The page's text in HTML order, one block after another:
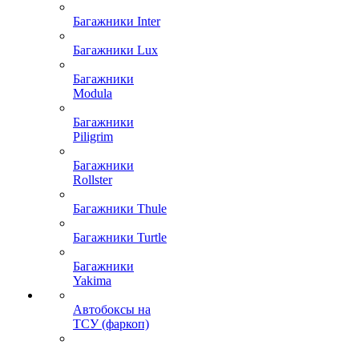
Багажники Inter
Багажники Lux
Багажники
Modula
Багажники
Piligrim
Багажники
Rollster
Багажники Thule
Багажники Turtle
Багажники
Yakima
Автобоксы на
ТСУ (фаркоп)